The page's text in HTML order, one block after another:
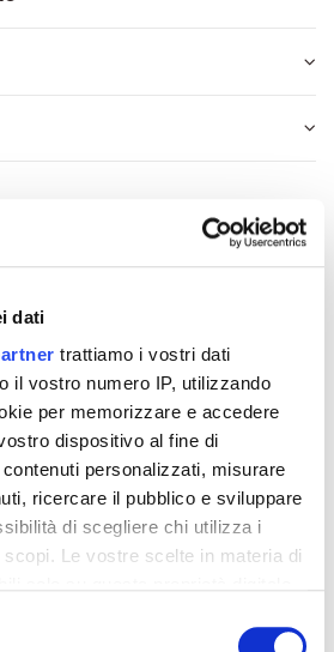
dati
trattiamo i vostri dati
il vostro numero IP, utilizzando
per memorizzare e accedere
dispositivo al fine di
personalizzati, misurare
ricercare il pubblico e sviluppare
di scegliere chi utilizza i
Le vostre scelte in materia di
il proprio consenso in qualsiasi
che potrebbero